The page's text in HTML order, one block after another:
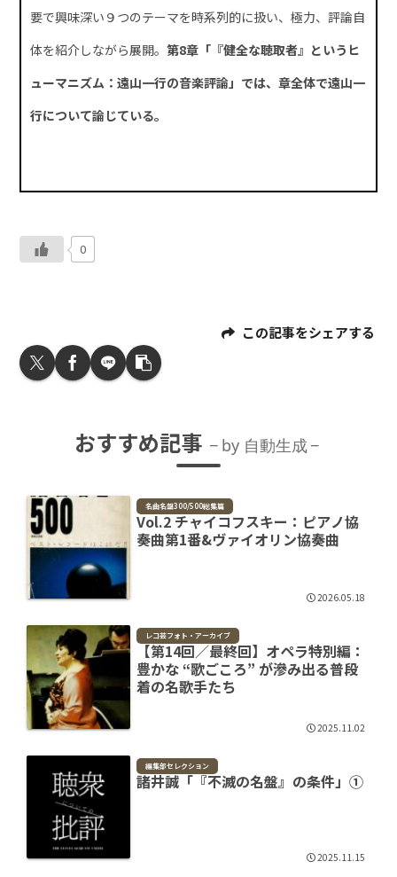
要で興味深い９つのテーマを時系列的に扱い、極力、評論自
体を紹介しながら展開。第8章「『健全な聴取者』というヒ
ューマニズム：遠山一行の音楽評論」では、章全体で遠山一
行について論じている。
0
この記事をシェアする
おすすめ記事 by 自動生成
名曲名盤300/500総集篇
Vol.2 チャイコフスキー：ピアノ協
奏曲第1番&ヴァイオリン協奏曲
2026.05.18
レコ芸フォト・アーカイブ
【第14回／最終回】オペラ特別編：
豊かな “歌ごころ” が滲み出る普段
着の名歌手たち
2025.11.02
編集部セレクション
諸井誠「『不滅の名盤』の条件」①
2025.11.15